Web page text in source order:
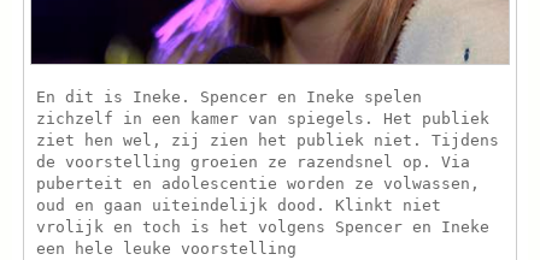
En dit is Ineke. Spencer en Ineke spelen
zichzelf in een kamer van spiegels. Het publiek
ziet hen wel, zij zien het publiek niet. Tijdens
de voorstelling groeien ze razendsnel op. Via
puberteit en adolescentie worden ze volwassen,
oud en gaan uiteindelijk dood. Klinkt niet
vrolijk en toch is het volgens Spencer en Ineke
een hele leuke voorstelling